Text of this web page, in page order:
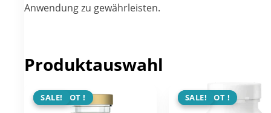
Anwendung zu gewährleisten.
Produktauswahl
ANGEBOT !
SALE! ANGEBOT !
SALE!